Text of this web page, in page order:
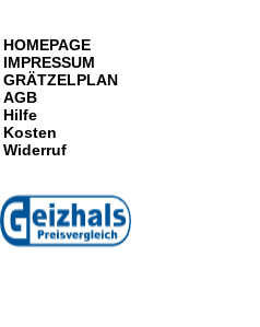
HOMEPAGE
IMPRESSUM
GRÄTZELPLAN
AGB
Hilfe
Kosten
Widerruf